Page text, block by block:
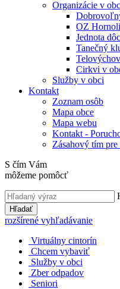
Organizácie v
OZ
Jednota
Tanečný
Cirkvi v
Služby v obci
Kontakt
Zoznam osôb
Mapa obce
Mapa webu
Kontakt -
Zásahový tím
S čím Vám
môžeme pomôcť
Hľadať
rozšírené vyhľadávanie
Virtuálny cintorín
Chcem vybaviť
Služby v obci
Zber odpadov
Seniori